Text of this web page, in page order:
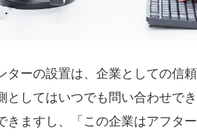
ターの設置は、企業としての信
としてはいつでも問い合わせで
きますし、「この企業はアフタ